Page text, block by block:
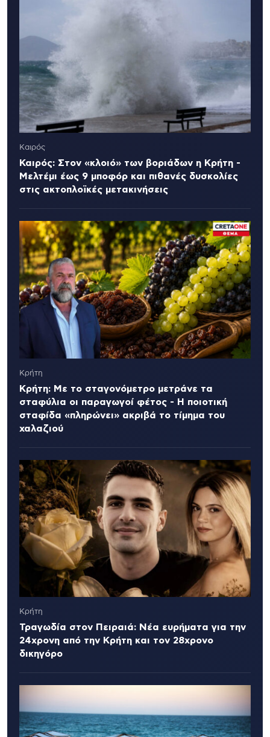
Καιρός
Καιρός: Στον «κλοιό» των βοριάδων η Κρήτη -
Μελτέμι έως 9 μποφόρ και πιθανές δυσκολίες
στις ακτοπλοϊκές μετακινήσεις
Κρήτη
Κρήτη: Με το σταγονόμετρο μετράνε τα
σταφύλια οι παραγωγοί φέτος - Η ποιοτική
σταφίδα «πληρώνει» ακριβά το τίμημα του
χαλαζιού
Κρήτη
Τραγωδία στον Πειραιά: Νέα ευρήματα για την
24χρονη από την Κρήτη και τον 28χρονο
δικηγόρο